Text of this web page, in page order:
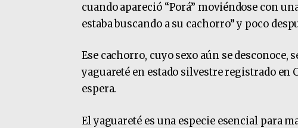
cuando apareció “Porá” moviéndose con
estaba buscando a su cachorro” y poco
Ese cachorro, cuyo sexo aún se
yaguareté en estado silvestre registrado en
espera.
El yaguareté es una especie esencial para